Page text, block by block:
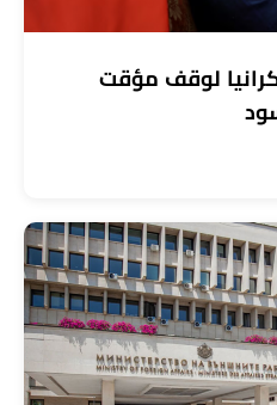
لوقف مؤقت